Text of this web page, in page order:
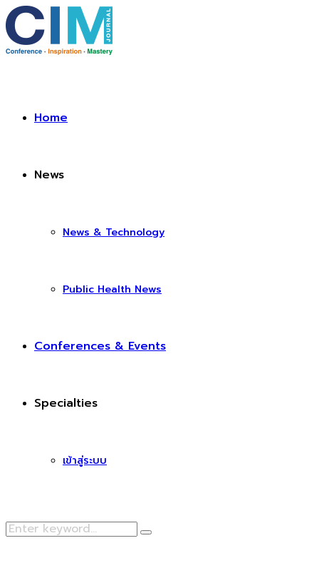
Home
News
News & Technology
Public Health News
Conferences & Events
Specialties
เข้าสู่ระบบ
Search
Search